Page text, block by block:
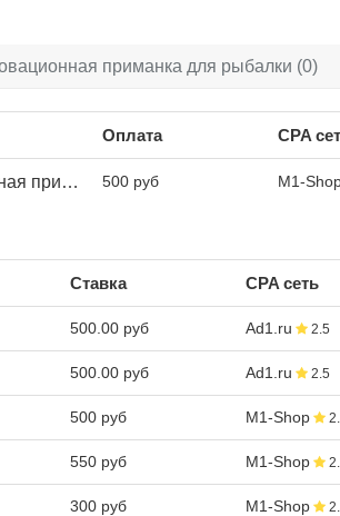
приманка для рыбалки (0)
Оплата CPA
рыбалки 500 руб M1-
Ставка CPA сеть
500.00 руб Ad1.ru 2.5
500.00 руб Ad1.ru 2.5
500 руб M1-Shop
550 руб M1-Shop
300 руб M1-Shop